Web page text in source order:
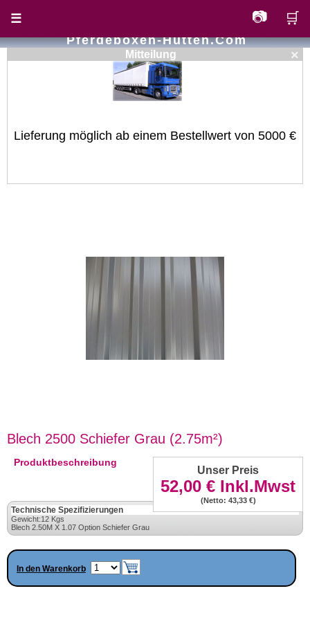
Pferdeboxen-Hutten.com
☰ 📷 🛒
×
Mitteilung
Lieferung möglich ab einem Bestellwert von 5000 €
Blech 2500 Schiefer Grau (2.75m²)
Unser Preis
52,00 € Inkl.Mwst
(Netto: 43,33 €)
Produktbeschreibung
Technische Spezifizierungen
Gewicht:12 Kgs
Blech 2.50M X 1.07 Option Schiefer Grau
In den Warenkorb